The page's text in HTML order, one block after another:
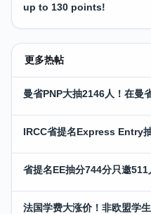
up to 130 points!
更多热帖
曼省PNP大抽2146人！在曼
IRCC省提名Express Entry
省提名EE抽分744分只邀
法国学费大涨价！非欧盟学